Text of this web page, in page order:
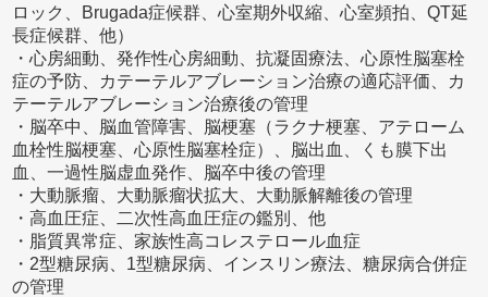
ロック、Brugada症候群、心室期外収縮、心室頻拍、QT延
長症候群、他）
・心房細動、発作性心房細動、抗凝固療法、心原性脳塞栓
症の予防、カテーテルアブレーション治療の適応評価、カ
テーテルアブレーション治療後の管理
・脳卒中、脳血管障害、脳梗塞（ラクナ梗塞、アテローム
血栓性脳梗塞、心原性脳塞栓症）、脳出血、くも膜下出
血、一過性脳虚血発作、脳卒中後の管理
・大動脈瘤、大動脈瘤状拡大、大動脈解離後の管理
・高血圧症、二次性高血圧症の鑑別、他
・脂質異常症、家族性高コレステロール血症
・2型糖尿病、1型糖尿病、インスリン療法、糖尿病合併症
の管理